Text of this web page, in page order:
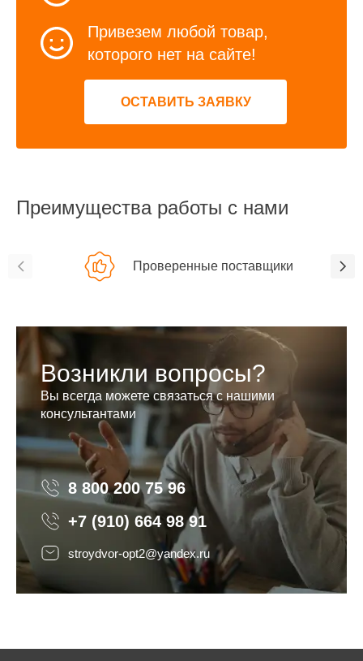
Привезем любой товар,
которого нет на сайте!
ОСТАВИТЬ ЗАЯВКУ
Преимущества работы с нами
Проверенные поставщики
Возникли вопросы?
Вы всегда можете связаться с нашими
консультантами
8 800 200 75 96 8 800 200 75 96
+7 (910) 664 98 91
stroydvor-opt2@yandex.ru